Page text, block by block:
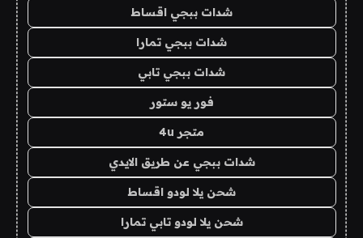
شدات ببجي اقساط
شدات ببجي تمارا
شدات ببجي تابي
فور يو ستور
متجر 4u
شدات ببجي عن طريق الايدي
شحن يلا لودو اقساط
شحن يلا لودو تابي تمارا